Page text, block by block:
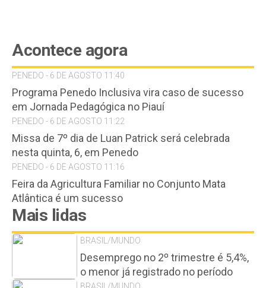
Acontece agora
PENEDO - 6 DE AGOSTO 11:40
Programa Penedo Inclusiva vira caso de sucesso
em Jornada Pedagógica no Piauí
PENEDO - 6 DE AGOSTO 11:22
Missa de 7º dia de Luan Patrick será celebrada
nesta quinta, 6, em Penedo
PENEDO - 6 DE AGOSTO 11:16
Feira da Agricultura Familiar no Conjunto Mata
Atlântica é um sucesso
Mais lidas
BRASIL/MUNDO
Desemprego no 2º trimestre é 5,4%,
o menor já registrado no período